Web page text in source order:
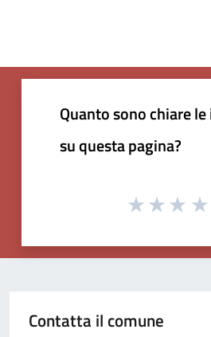
Quanto sono chiare
su questa pagina?
Contatta il comune